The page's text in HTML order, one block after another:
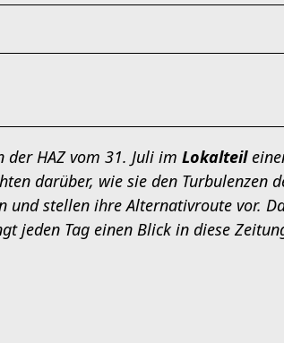
HAZ vom 31. Juli im Lokalteil
darüber, wie sie den Turbulenzen
und stellen ihre Alternativroute vor.
jeden Tag einen Blick in diese